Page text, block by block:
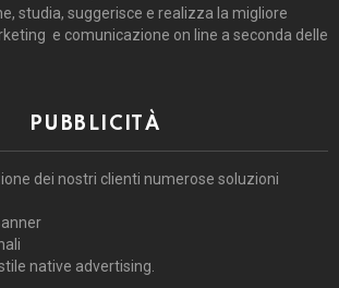
studia, suggerisce e realizza la migliore
e comunicazione on line a seconda delle
PUBBLICITÀ
dei nostri clienti numerose soluzioni
native advertising.